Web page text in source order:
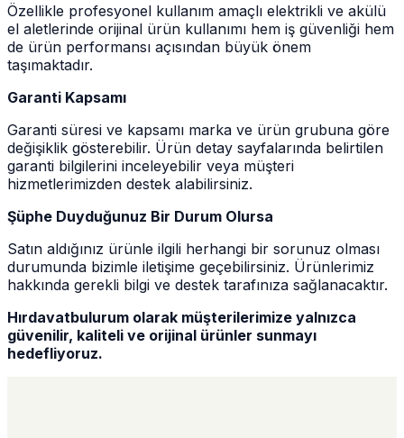
Özellikle profesyonel kullanım amaçlı elektrikli ve akülü
el aletlerinde orijinal ürün kullanımı hem iş güvenliği hem
de ürün performansı açısından büyük önem
taşımaktadır.
Garanti Kapsamı
Garanti süresi ve kapsamı marka ve ürün grubuna göre
değişiklik gösterebilir. Ürün detay sayfalarında belirtilen
garanti bilgilerini inceleyebilir veya müşteri
hizmetlerimizden destek alabilirsiniz.
Şüphe Duyduğunuz Bir Durum Olursa
Satın aldığınız ürünle ilgili herhangi bir sorunuz olması
durumunda bizimle iletişime geçebilirsiniz. Ürünlerimiz
hakkında gerekli bilgi ve destek tarafınıza sağlanacaktır.
Hırdavatbulurum olarak müşterilerimize yalnızca
güvenilir, kaliteli ve orijinal ürünler sunmayı
hedefliyoruz.